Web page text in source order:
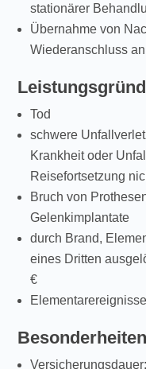
stationärer
Übernahme von
Wiederanschluss
Tod
schwere
Krankheit oder
Reisefortsetzung
Bruch von
Gelenkimplantate
durch Brand,
eines Dritten
€
Elementarereignisse
Besonderheiten